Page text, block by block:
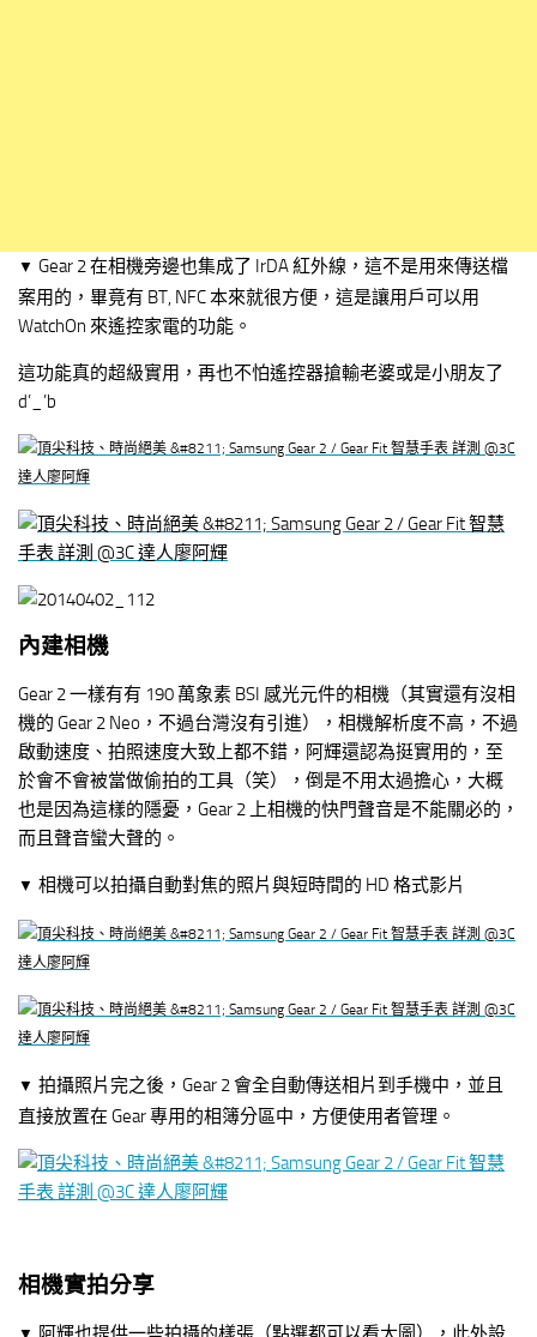
▼ Gear 2 在相機旁邊也集成了 IrDA 紅外線，這不是用來傳送檔
案用的，畢竟有 BT, NFC 本來就很方便，這是讓用戶可以用
WatchOn 來遙控家電的功能。
這功能真的超級實用，再也不怕遙控器搶輸老婆或是小朋友了
d’_’b
內建相機
Gear 2 一樣有有 190 萬象素 BSI 感光元件的相機（其實還有沒相
機的 Gear 2 Neo，不過台灣沒有引進），相機解析度不高，不過
啟動速度、拍照速度大致上都不錯，阿輝還認為挺實用的，至
於會不會被當做偷拍的工具（笑），倒是不用太過擔心，大概
也是因為這樣的隱憂，Gear 2 上相機的快門聲音是不能關必的，
而且聲音蠻大聲的。
▼ 相機可以拍攝自動對焦的照片與短時間的 HD 格式影片
▼ 拍攝照片完之後，Gear 2 會全自動傳送相片到手機中，並且
直接放置在 Gear 專用的相簿分區中，方便使用者管理。
相機實拍分享